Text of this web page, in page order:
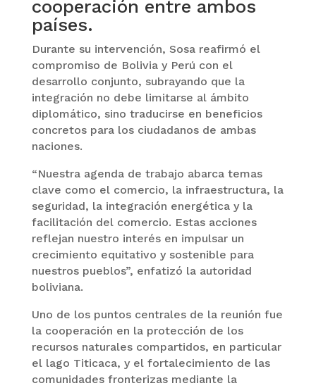
cooperación entre ambos
países.
Durante su intervención, Sosa reafirmó el
compromiso de Bolivia y Perú con el
desarrollo conjunto, subrayando que la
integración no debe limitarse al ámbito
diplomático, sino traducirse en beneficios
concretos para los ciudadanos de ambas
naciones.
“Nuestra agenda de trabajo abarca temas
clave como el comercio, la infraestructura, la
seguridad, la integración energética y la
facilitación del comercio. Estas acciones
reflejan nuestro interés en impulsar un
crecimiento equitativo y sostenible para
nuestros pueblos”, enfatizó la autoridad
boliviana.
Uno de los puntos centrales de la reunión fue
la cooperación en la protección de los
recursos naturales compartidos, en particular
el lago Titicaca, y el fortalecimiento de las
comunidades fronterizas mediante la